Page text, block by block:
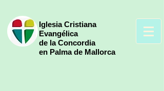
Iglesia Cristiana
Evangélica
de la Concordia
en Palma de Mallorca